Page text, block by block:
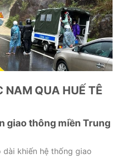
NAM QUA HUẾ TÊ
giao thông miền Trung
dài khiến hệ thống giao